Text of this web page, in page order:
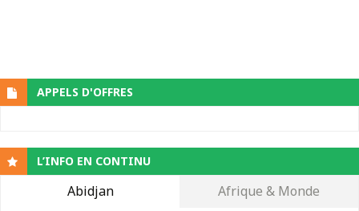
APPELS D'OFFRES
L’INFO EN CONTINU
Abidjan Afrique & Monde